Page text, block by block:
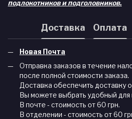
подлокотников и подголовников.
Доставка Оплата
Новая Почта
Отправка заказов в течение
после полной стоимости заказа.
Доставка обеспечить доставку
Вы можете выбрать удобный для
В почте - стоимость от 60 грн.
В отделении - стоимость от 60